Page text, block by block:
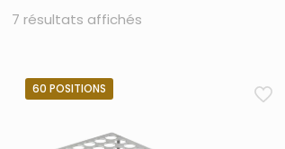
7 résultats affichés
60 POSITIONS